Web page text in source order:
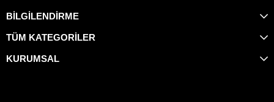
BİLGİLENDİRME
TÜM KATEGORİLER
KURUMSAL